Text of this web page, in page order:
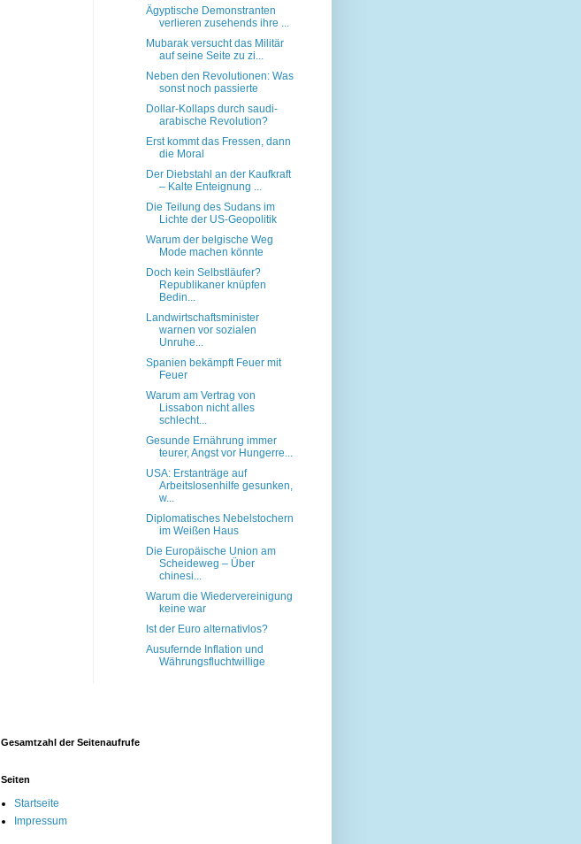
Ägyptische Demonstranten
verlieren zusehends ihre ...
Mubarak versucht das Militär
auf seine Seite zu zi...
Neben den Revolutionen: Was
sonst noch passierte
Dollar-Kollaps durch saudi-
arabische Revolution?
Erst kommt das Fressen, dann
die Moral
Der Diebstahl an der Kaufkraft
– Kalte Enteignung ...
Die Teilung des Sudans im
Lichte der US-Geopolitik
Warum der belgische Weg
Mode machen könnte
Doch kein Selbstläufer?
Republikaner knüpfen
Bedin...
Landwirtschaftsminister
warnen vor sozialen
Unruhe...
Spanien bekämpft Feuer mit
Feuer
Warum am Vertrag von
Lissabon nicht alles
schlecht...
Gesunde Ernährung immer
teurer, Angst vor Hungerre...
USA: Erstanträge auf
Arbeitslosenhilfe gesunken,
w...
Diplomatisches Nebelstochern
im Weißen Haus
Die Europäische Union am
Scheideweg – Über
chinesi...
Warum die Wiedervereinigung
keine war
Ist der Euro alternativlos?
Ausufernde Inflation und
Währungsfluchtwillige
Gesamtzahl der Seitenaufrufe
Seiten
Startseite
Impressum